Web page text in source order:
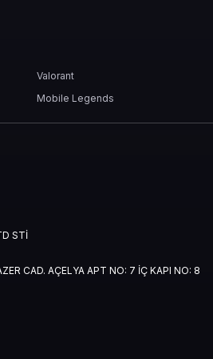
takas yapmak, item çevirip
eCoin değeri seni birkaç adım öne
kurabilirsin
Valorant
Mobile Legends
STİ
CAD. AÇELYA APT NO: 7 İÇ KAPI NO: 8